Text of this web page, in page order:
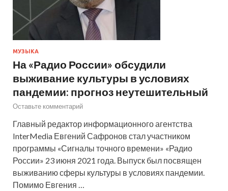
МУЗЫКА
На «Радио России» обсудили
выживание культуры в условиях
пандемии: прогноз неутешительный
Оставьте комментарий
Главный редактор информационного агентства
InterMedia Евгений Сафронов стал участником
программы «Сигналы точного времени» «Радио
России» 23 июня 2021 года. Выпуск был посвящен
выживанию сферы культуры в условиях пандемии.
Помимо Евгения …